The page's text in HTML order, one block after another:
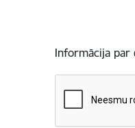
Informācija par